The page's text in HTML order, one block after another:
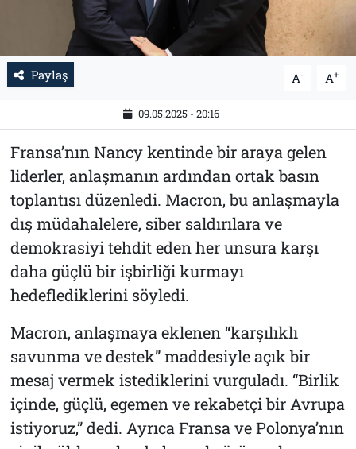
Paylaş A- A+
09.05.2025 - 20:16
Fransa’nın Nancy kentinde bir araya gelen
liderler, anlaşmanın ardından ortak basın
toplantısı düzenledi. Macron, bu anlaşmayla
dış müdahalelere, siber saldırılara ve
demokrasiyi tehdit eden her unsura karşı
daha güçlü bir işbirliği kurmayı
hedeflediklerini söyledi.
Macron, anlaşmaya eklenen “karşılıklı
savunma ve destek” maddesiyle açık bir
mesaj vermek istediklerini vurguladı. “Birlik
içinde, güçlü, egemen ve rekabetçi bir Avrupa
istiyoruz,” dedi. Ayrıca Fransa ve Polonya’nın